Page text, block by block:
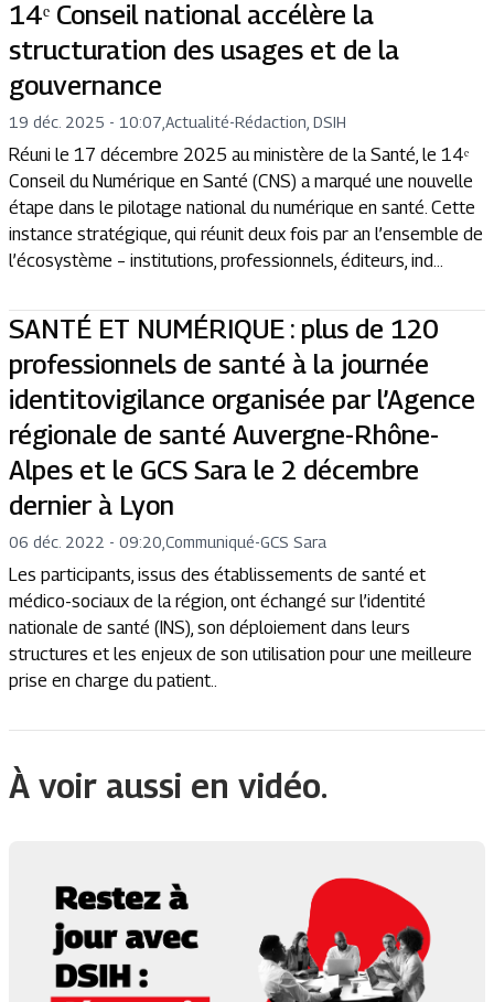
14ᵉ Conseil national accélère la
structuration des usages et de la
gouvernance
19 déc. 2025 - 10:07 Actualité-Rédaction, DSIH
Réuni le 17 décembre 2025 au ministère de la Santé, le 14ᵉ
Conseil du Numérique en Santé (CNS) a marqué une nouvelle
étape dans le pilotage national du numérique en santé. Cette
instance stratégique, qui réunit deux fois par an l’ensemble de
l’écosystème – institutions, professionnels, éditeurs, ind...
SANTÉ ET NUMÉRIQUE : plus de 120
professionnels de santé à la journée
identitovigilance organisée par l’Agence
régionale de santé Auvergne-Rhône-
Alpes et le GCS Sara le 2 décembre
dernier à Lyon
06 déc. 2022 - 09:20 Communiqué-GCS Sara
Les participants, issus des établissements de santé et
médico-sociaux de la région, ont échangé sur l’identité
nationale de santé (INS), son déploiement dans leurs
structures et les enjeux de son utilisation pour une meilleure
prise en charge du patient..
À voir aussi en vidéo.